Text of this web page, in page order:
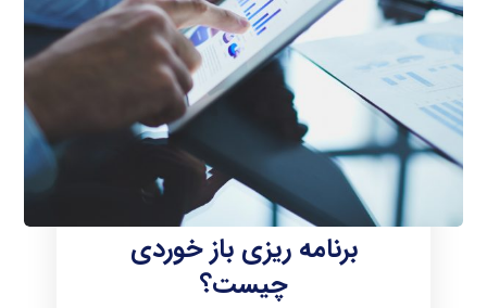
برنامه ریزی باز خوردی
چیست؟